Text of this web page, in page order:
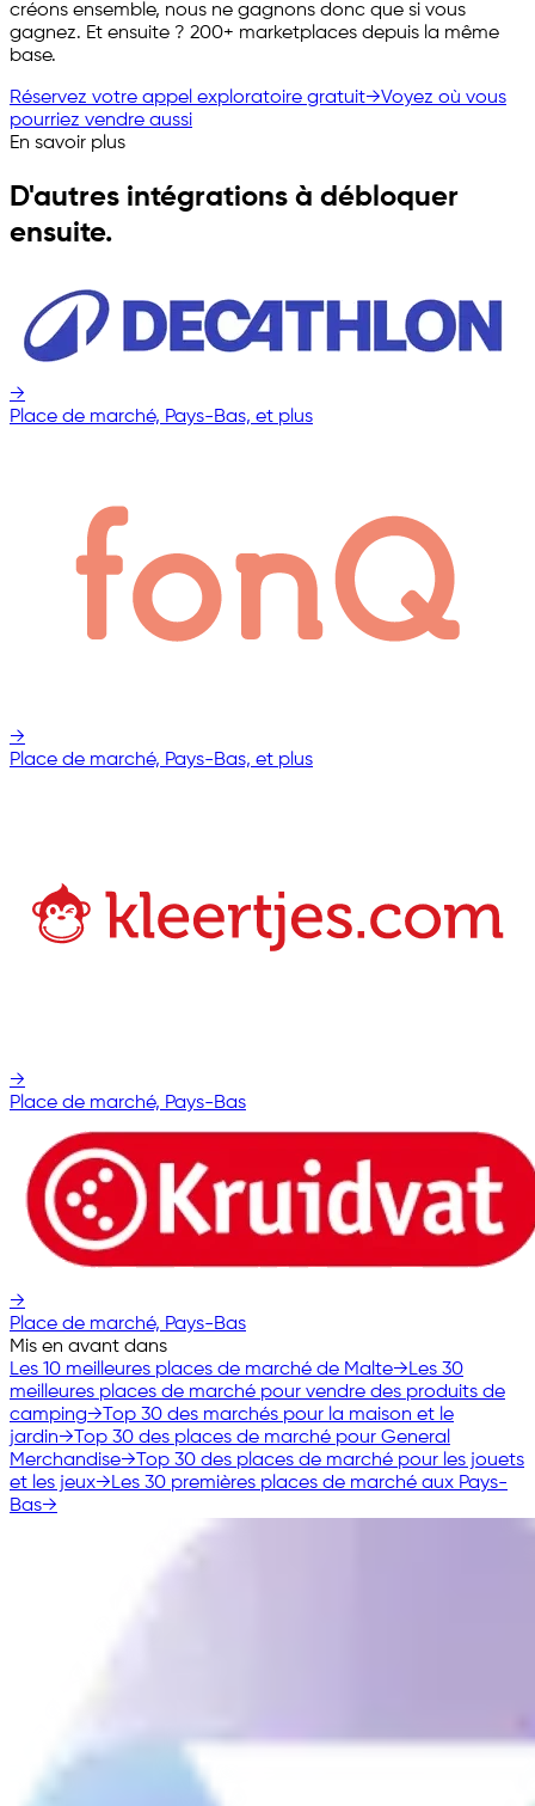
créons ensemble, nous ne gagnons donc que si vous
gagnez. Et ensuite ? 200+ marketplaces depuis la même
base.
Réservez votre appel exploratoire gratuit→Voyez où vous
pourriez vendre aussi
En savoir plus
D'autres intégrations à débloquer
ensuite.
→
Place de marché, Pays-Bas, et plus
→
Place de marché, Pays-Bas, et plus
→
Place de marché, Pays-Bas
→
Place de marché, Pays-Bas
Mis en avant dans
Les 10 meilleures places de marché de Malte→Les 30
meilleures places de marché pour vendre des produits de
camping→ Top 30 des marchés pour la maison et le
jardin→ Top 30 des places de marché pour General
Merchandise→ Top 30 des places de marché pour les jouets
et les jeux→Les 30 premières places de marché aux Pays-
Bas→